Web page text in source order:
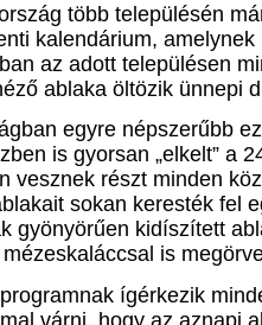
több településén
kalendárium,
az adott településen
ablaka öltözik ünnepi
egyre népszerűbb
is gyorsan „elkelt” a
vesznek részt minden
sokan keresték fel
gyönyörűen kidíszített
is
ígérkezik
várni, hogy az aznapi